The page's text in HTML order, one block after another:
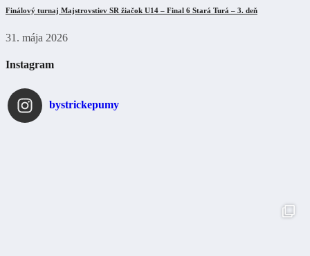
Finálový turnaj Majstrovstiev SR žiačok U14 – Final 6 Stará Turá – 3. deň
31. mája 2026
Instagram
bystrickepumy